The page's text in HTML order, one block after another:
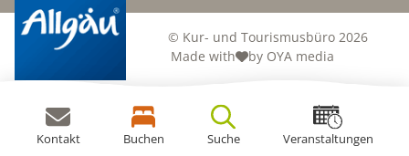
© Kur- und Tourismusbüro 2026
Made with
by OYA media
Kontakt Buchen Suche Veranstaltungen